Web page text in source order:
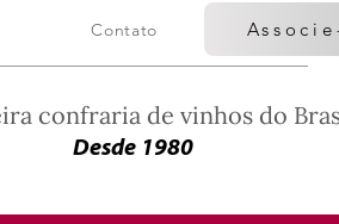
Contato
confraria de vinhos do
Desde 1980